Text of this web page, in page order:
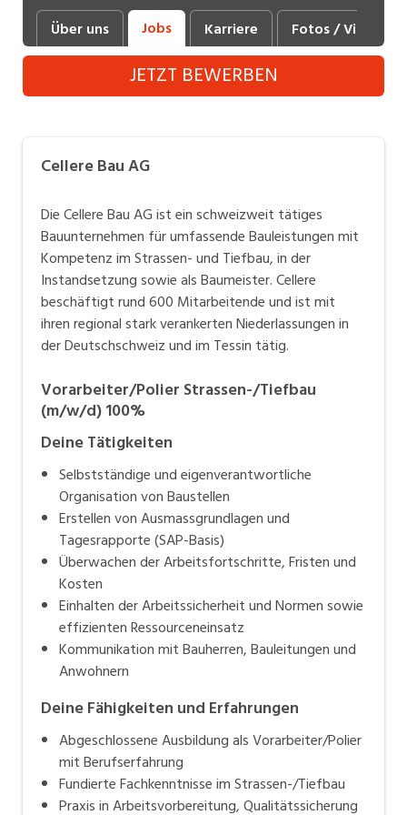
Industrie, Maschinenbau, Anlagenbau,
Produktion
Informatik, Telekommunikation
Mechanik, Elektronik, Optik (Fertigung)
Medizin, Gesundheitswesen, Pflege
Sicherheit, Rettung, Polizei, Zoll
Verkauf, Handel, Kundenberatung,
Aussendienst
Über uns Jobs Karriere Fotos / Videos
JETZT BEWERBEN
Cellere Bau AG
Die Cellere Bau AG ist ein schweizweit tätiges
Bauunternehmen für umfassende Bauleistungen mit
Kompetenz im Strassen- und Tiefbau, in der
Instandsetzung sowie als Baumeister. Cellere
beschäftigt rund 600 Mitarbeitende und ist mit
ihren regional stark verankerten Niederlassungen in
der Deutschschweiz und im Tessin tätig.
Vorarbeiter/Polier Strassen-/Tiefbau
(m/w/d) 100%
Deine Tätigkeiten
Selbstständige und eigenverantwortliche
Organisation von Baustellen
Erstellen von Ausmassgrundlagen und
Tagesrapporte (SAP-Basis)
Überwachen der Arbeitsfortschritte, Fristen und
Kosten
Einhalten der Arbeitssicherheit und Normen sowie
effizienten Ressourceneinsatz
Kommunikation mit Bauherren, Bauleitungen und
Anwohnern
Deine Fähigkeiten und Erfahrungen
Abgeschlossene Ausbildung als Vorarbeiter/Polier
mit Berufserfahrung
Fundierte Fachkenntnisse im Strassen-/Tiefbau
Praxis in Arbeitsvorbereitung, Qualitätssicherung